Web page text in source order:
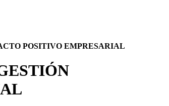
POSITIVO EMPRESARIAL